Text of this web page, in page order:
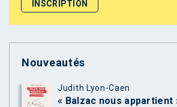
Nouveautés
Judith Lyon-Caen
« Balzac nous appartient